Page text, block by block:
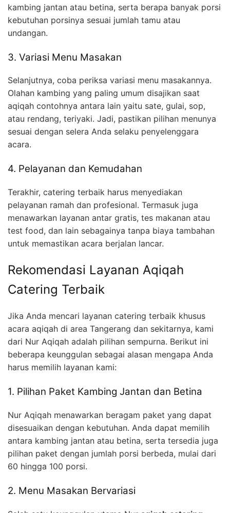
kambing jantan atau betina, serta berapa banyak porsi
kebutuhan porsinya sesuai jumlah tamu atau
undangan.
3. Variasi Menu Masakan
Selanjutnya, coba periksa variasi menu masakannya.
Olahan kambing yang paling umum disajikan saat
aqiqah contohnya antara lain yaitu sate, gulai, sop,
atau rendang, teriyaki. Jadi, pastikan pilihan menunya
sesuai dengan selera Anda selaku penyelenggara
acara.
4. Pelayanan dan Kemudahan
Terakhir, catering terbaik harus menyediakan
pelayanan ramah dan profesional. Termasuk juga
menawarkan layanan antar gratis, tes makanan atau
test food, dan lain sebagainya tanpa biaya tambahan
untuk memastikan acara berjalan lancar.
Rekomendasi Layanan Aqiqah
Catering Terbaik
Jika Anda mencari layanan catering terbaik khusus
acara aqiqah di area Tangerang dan sekitarnya, kami
dari Nur Aqiqah adalah pilihan sempurna. Berikut ini
beberapa keunggulan sebagai alasan mengapa Anda
harus memilih layanan kami:
1. Pilihan Paket Kambing Jantan dan Betina
Nur Aqiqah menawarkan beragam paket yang dapat
disesuaikan dengan kebutuhan. Anda dapat memilih
antara kambing jantan atau betina, serta tersedia juga
pilihan paket dengan jumlah porsi berbeda, mulai dari
60 hingga 100 porsi.
2. Menu Masakan Bervariasi